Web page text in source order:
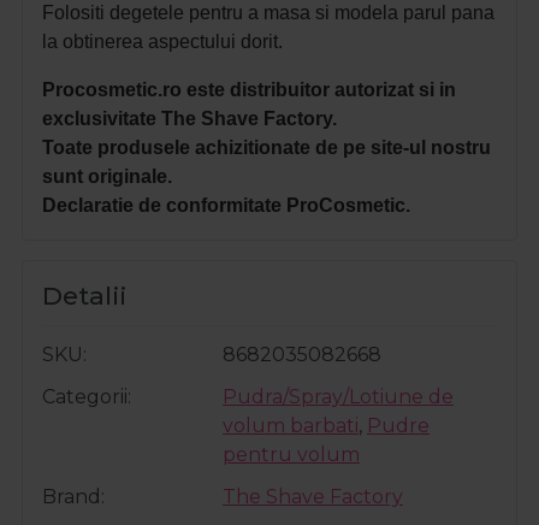
Folositi degetele pentru a masa si modela parul pana
la obtinerea aspectului dorit.
Procosmetic.ro este distribuitor autorizat si in
exclusivitate The Shave Factory.
Toate produsele achizitionate de pe site-ul nostru
sunt originale.
Declaratie de conformitate ProCosmetic.
Detalii
SKU
8682035082668
Categorii
Pudra/Spray/Lotiune de
volum barbati, Pudre
pentru volum
Brand
The Shave Factory